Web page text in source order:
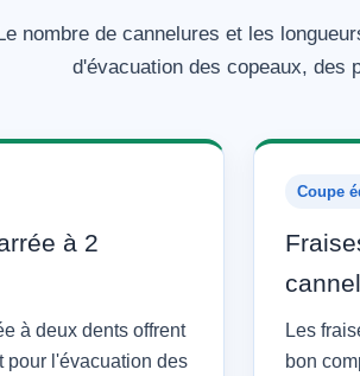
nombre de cannelures et les
d'évacuation des copeaux, des
à 2
à deux dents offrent
pour l'évacuation des
Coupe
Les
bon